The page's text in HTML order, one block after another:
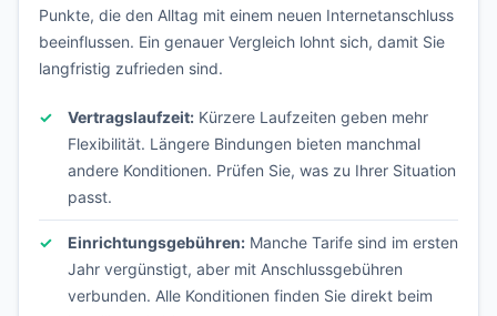
Punkte, die den Alltag mit einem neuen Internetanschluss
beeinflussen. Ein genauer Vergleich lohnt sich, damit Sie
langfristig zufrieden sind.
Vertragslaufzeit: Kürzere Laufzeiten geben mehr
Flexibilität. Längere Bindungen bieten manchmal
andere Konditionen. Prüfen Sie, was zu Ihrer Situation
passt.
Einrichtungsgebühren: Manche Tarife sind im ersten
Jahr vergünstigt, aber mit Anschlussgebühren
verbunden. Alle Konditionen finden Sie direkt beim